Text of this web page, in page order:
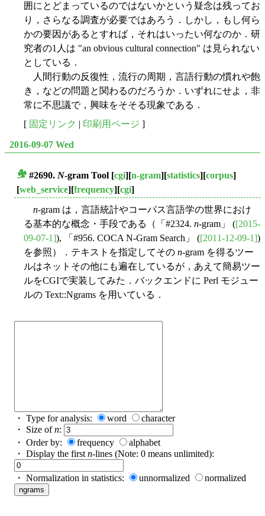
囲にとどまっているのではないかという疑念は残ってお
り，さらなる調査が必要ではあろう．しかし，もし何ら
かの要因があるとすれば，それはいったい何なのか．研
究者の1人は "an obvious cultural connection" は見られない
としている．
人間行動の反復性，流行の周期，言語行動の慣れや飽
き，などの問題と関わるのだろうか．いずれにせよ，非
常に不思議で，興味をそそる現象である．
[ 固定リンク | 印刷用ページ ]
2016-09-07 Wed
#2690. N-gram Tool [cgi][n-gram][statistics][corpus]
[web_service][frequency][cgi]
n-gram は，言語統計やコーパス言語学の世界におけ
る基本的な概念・手段である（「#2324. n-gram」 ([2015-
09-07-1]), 「#956. COCA N-Gram Search」 ([2011-12-09-1])
を参照）．テキストを指定してその n-gram を得るツー
ルはネットその他にも遍在しているが，あえて簡易ツー
ルをCGIで実装してみた．バックエンドに Perl モジュー
ルの Text::Ngrams を用いている．
・ Type for analysis: word
character
・ Size ofn:
・ Order by:
frequency
alphabet
・ Display the first n-lines (Note: 0 means unlimited):
・ Normalization in statistics: unnormalized normalized